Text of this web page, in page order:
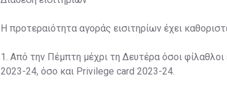
Η προτεραιότητα αγοράς εισιτηρίων έχει
1. Από την Πέμπτη μέχρι τη Δευτέρα όσοι φίλαθλοι
2023-24, όσο και Privilege card 2023-24.